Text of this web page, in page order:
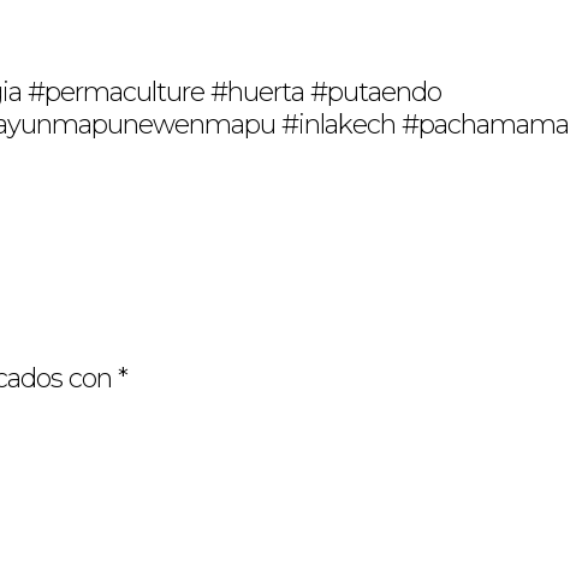
#permaculture #huerta #putaendo
#inlakech #pachamama
con *